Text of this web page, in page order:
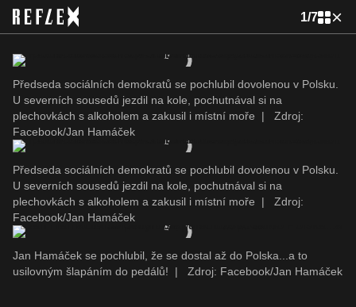
1/7
Předseda sociálních demokratů se pochlubil dovolenou v Polsku.
U severních sousedů jezdil na kole, pochutnával si na
plechovkách s alkoholem a zakusil i místní moře
|
Zdroj:
Facebook/Jan Hamáček
Předseda sociálních demokratů se pochlubil dovolenou v Polsku.
U severních sousedů jezdil na kole, pochutnával si na
plechovkách s alkoholem a zakusil i místní moře
|
Zdroj:
Facebook/Jan Hamáček
Jan Hamáček se pochlubil, že se dostal až do Polska...a to
usilovným šlapáním do pedálů!
| Zdroj: Facebook/Jan Hamáček